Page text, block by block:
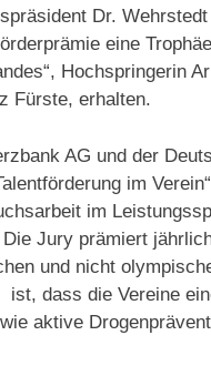
Dr.
eine
Hochspringerin
Fürste, erhalten.
AG und der
im
im
Jury prämiert
und nicht
dass die Vereine
aktive